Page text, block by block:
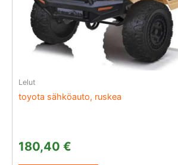
Lelut
toyota sähköauto, ruskea
180,40 €